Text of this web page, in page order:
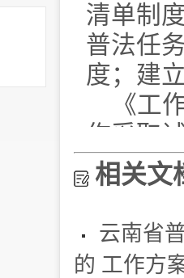
清单制
普法任
度；建
《工
作采取
推进，
排，
作，实
年，在
相关文
云南省
的 工作方